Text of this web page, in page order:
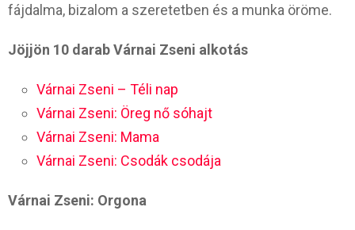
fájdalma, bizalom a szeretetben és a munka öröme.
Jöjjön 10 darab Várnai Zseni alkotás
Várnai Zseni – Téli nap
Várnai Zseni: Öreg nő sóhajt
Várnai Zseni: Mama
Várnai Zseni: Csodák csodája
Várnai Zseni: Orgona